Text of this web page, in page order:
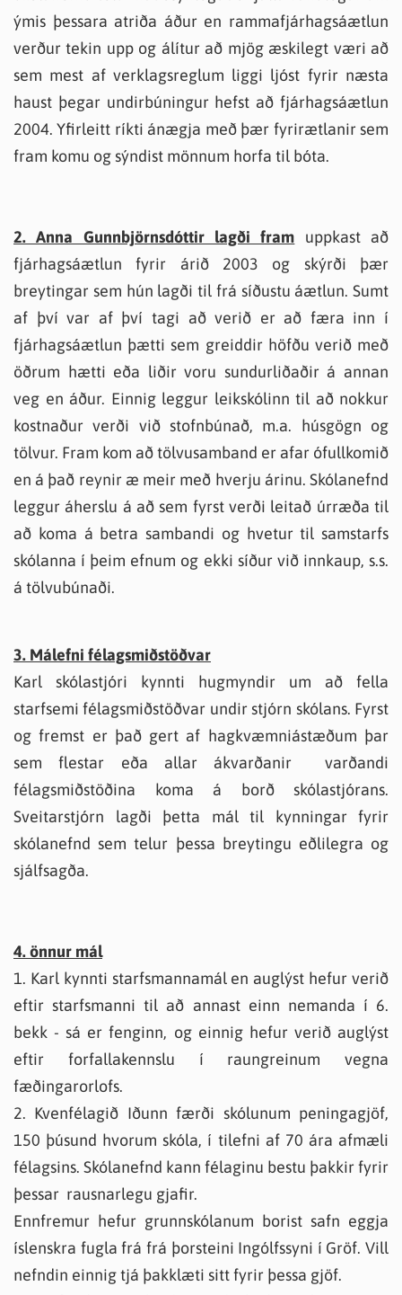
ýmis þessara atriða áður en rammafjárhagsáætlun
verður tekin upp og álítur að mjög æskilegt væri að
sem mest af verklagsreglum liggi ljóst fyrir næsta
haust þegar undirbúningur hefst að fjárhagsáætlun
2004. Yfirleitt ríkti ánægja með þær fyrirætlanir sem
fram komu og sýndist mönnum horfa til bóta.
2. Anna Gunnbjörnsdóttir lagði fram
uppkast að
fjárhagsáætlun fyrir árið 2003 og skýrði þær
breytingar sem hún lagði til frá síðustu áætlun. Sumt
af því var af því tagi að verið er að færa inn í
fjárhagsáætlun þætti sem greiddir höfðu verið með
öðrum hætti eða liðir voru sundurliðaðir á annan
veg en áður. Einnig leggur leikskólinn til að nokkur
kostnaður verði við stofnbúnað, m.a. húsgögn og
tölvur. Fram kom að tölvusamband er afar ófullkomið
en á það reynir æ meir með hverju árinu. Skólanefnd
leggur áherslu á að sem fyrst verði leitað úrræða til
að koma á betra sambandi og hvetur til samstarfs
skólanna í þeim efnum og ekki síður við innkaup, s.s.
á tölvubúnaði.
3. Málefni félagsmiðstöðvar
Karl skólastjóri kynnti hugmyndir um að fella
starfsemi félagsmiðstöðvar undir stjórn skólans. Fyrst
og fremst er það gert af hagkvæmniástæðum þar
sem flestar eða allar ákvarðanir varðandi
félagsmiðstöðina koma á borð skólastjórans.
Sveitarstjórn lagði þetta mál til kynningar fyrir
skólanefnd sem telur þessa breytingu eðlilegra og
sjálfsagða.
4. önnur mál
1. Karl kynnti starfsmannamál en auglýst hefur verið
eftir starfsmanni til að annast einn nemanda í 6.
bekk - sá er fenginn, og einnig hefur verið auglýst
eftir forfallakennslu í raungreinum vegna
fæðingarorlofs.
2. Kvenfélagið Iðunn færði skólunum peningagjöf,
150 þúsund hvorum skóla, í tilefni af 70 ára afmæli
félagsins. Skólanefnd kann félaginu bestu þakkir fyrir
þessar rausnarlegu gjafir.
Ennfremur hefur grunnskólanum borist safn eggja
íslenskra fugla frá frá þorsteini Ingólfssyni í Gröf. Vill
nefndin einnig tjá þakklæti sitt fyrir þessa gjöf.